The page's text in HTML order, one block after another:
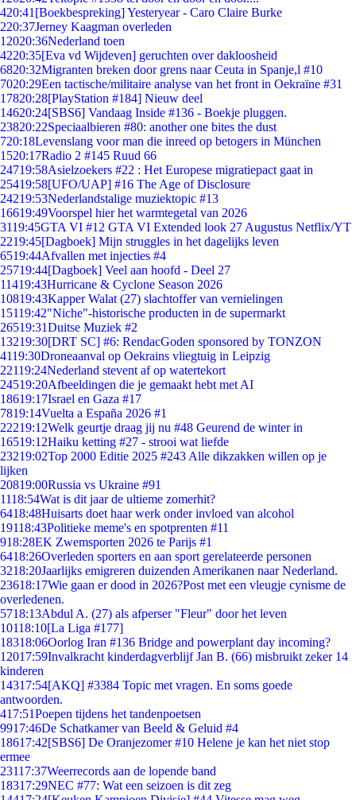
420:41 [Boekbespreking] Yesteryear - Caro Claire Burke
220:37Jerney Kaagman overleden
12020:36Nederland toen
4220:35[Eva vd Wijdeven] geruchten over dakloosheid
6820:32Migranten breken door grens naar Ceuta in Spanje,l #10
7020:29Een tactische/militaire analyse van het front in Oekraïne #31
17820:28[PlayStation #184] Nieuw deel
14620:24[SBS6] Vandaag Inside #136 - Boekje pluggen.
23820:22Speciaalbieren #80: another one bites the dust
720:18Levenslang voor man die inreed op betogers in München
1520:17Radio 2 #145 Ruud 66
24719:58Asielzoekers #22 : Het Europese migratiepact gaat in
25419:58[UFO/UAP] #16 The Age of Disclosure
24219:53Nederlandstalige muziektopic #13
16619:49Voorspel hier het warmtegetal van 2026
3119:45GTA VI #12 GTA VI Extended look 27 Augustus Netflix/YT
2219:45[Dagboek] Mijn struggles in het dagelijks leven
6519:44Afvallen met injecties #4
25719:44[Dagboek] Veel aan hoofd - Deel 27
11419:43Hurricane & Cyclone Season 2026
10819:43Kapper Walat (27) slachtoffer van vernielingen
15119:42"Niche"-historische producten in de supermarkt
26519:31Duitse Muziek #2
13219:30[DRT SC] #6: RendacGoden sponsored by TONZON
4119:30Droneaanval op Oekrains vliegtuig in Leipzig
22119:24Nederland stevent af op watertekort
24519:20Afbeeldingen die je gemaakt hebt met AI
18619:17Israel en Gaza #17
7819:14Vuelta a España 2026 #1
22219:12Welk geurtje draag jij nu #48 Geurend de winter in
16519:12Haiku ketting #27 - strooi wat liefde
23219:02Top 2000 Editie 2025 #243 Alle dikzakken willen op je
lijken
20819:00Russia vs Ukraine #91
1118:54Wat is dit jaar de ultieme zomerhit?
6418:48Huisarts doet haar werk onder invloed van alcohol
19118:43Politieke meme's en spotprenten #11
918:28EK Zwemsporten 2026 te Parijs #1
6418:26Overleden sporters en aan sport gerelateerde personen
3218:20Jaarlijks emigreren duizenden Amerikanen naar Nederland.
23618:17Wie gaan er dood in 2026?Post met een vleugje cynisme de
overledenen.
5718:13Abdul A. (27) als afperser "Fleur" door het leven
10118:10[La Liga #177]
18318:06Oorlog Iran #136 Bridge and powerplant day incoming?
12017:59Invalkracht kinderdagverblijf Jan B. (66) misbruikt zeker 14
kinderen
14317:54[AKQ] #3384 Topic met vragen. En soms goede
antwoorden.
417:51Poepen tijdens het tandenpoetsen
9917:46De Schatkamer van Beeld & Geluid #4
18617:42[SBS6] De Oranjezomer #10 Helene je kan het niet stop
ermee
23117:37Weerrecords aan de lopende band
18317:29NEC #77: Wat een seizoen is dit zeg